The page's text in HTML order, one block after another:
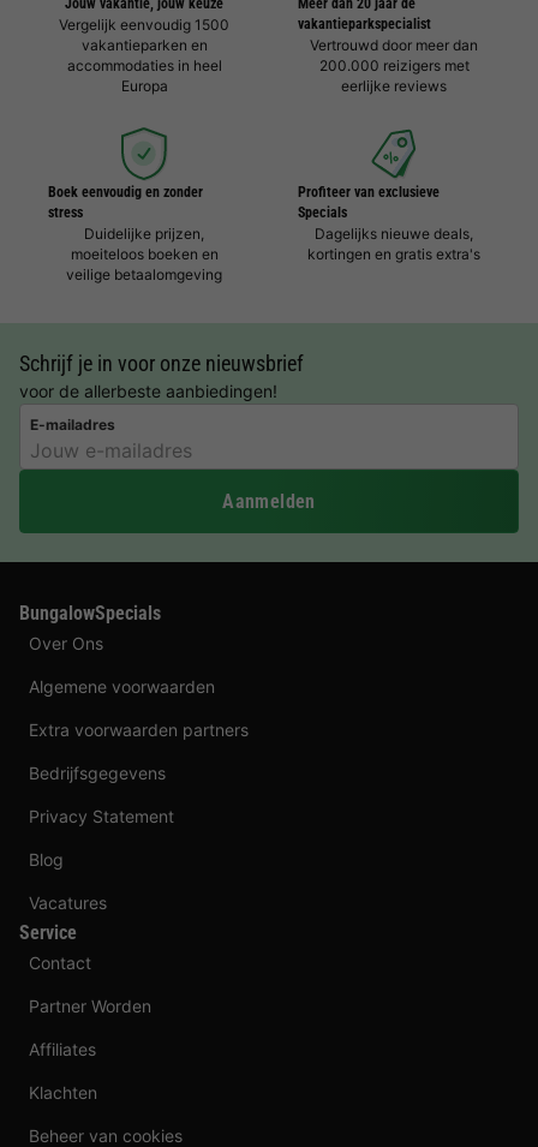
Jouw vakantie, jouw keuze
Vergelijk eenvoudig 1500
vakantieparken en
accommodaties in heel
Europa
Meer dan 20 jaar dé
vakantieparkspecialist
Vertrouwd door meer dan
200.000 reizigers met
eerlijke reviews
Boek eenvoudig en zonder
stress
Duidelijke prijzen,
moeiteloos boeken en
veilige betaalomgeving
Profiteer van exclusieve
Specials
Dagelijks nieuwe deals,
kortingen en gratis extra's
Schrijf je in voor onze nieuwsbrief
voor de allerbeste aanbiedingen!
E-mailadres
Aanmelden
BungalowSpecials
Over Ons
Algemene voorwaarden
Extra voorwaarden partners
Bedrijfsgegevens
Privacy Statement
Blog
Vacatures
Service
Contact
Partner Worden
Affiliates
Klachten
Beheer van cookies